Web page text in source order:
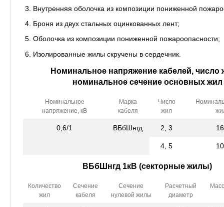
Внутренняя оболочка из композиции пониженной
Броня из двух стальных оцинкованных лент;
Оболочка из композиции пониженной пожароопасности;
Изолированные жилы скручены в сердечник.
Номинальное напряжение кабелей, число
номинальное сечение основных жил
Номинальное
напряжение, кВ
Марка
кабеля
Число
жил
0,6/1 ВБбШнгд 2, 3
4, 5
ВБбШнгд 1кВ (секторные жилы)
Количество
жил
Сечение
кабеля
Сечение
нулевой жилы
Расчетный
диаметр